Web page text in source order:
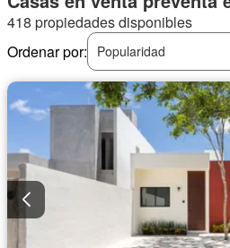
418 propiedades disponibles
Ordenar por:
Popularidad